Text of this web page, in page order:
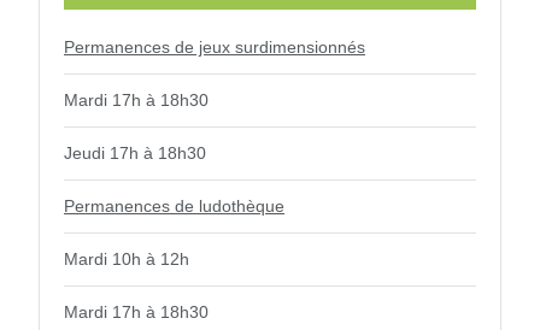
Permanences de jeux surdimensionnés
Mardi 17h à 18h30
Jeudi 17h à 18h30
Permanences de ludothèque
Mardi 10h à 12h
Mardi 17h à 18h30